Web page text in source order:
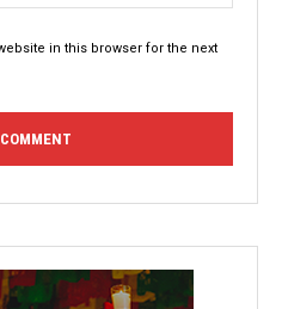
in this browser for the next